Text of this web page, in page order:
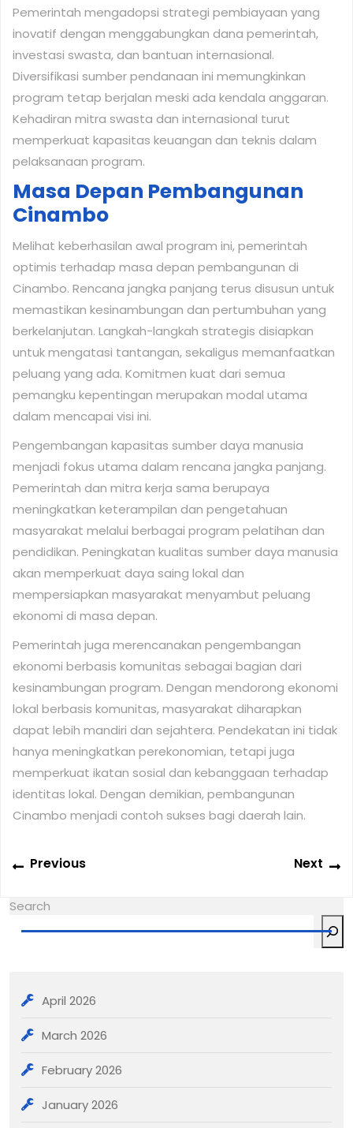
Pemerintah mengadopsi strategi pembiayaan yang
inovatif dengan menggabungkan dana pemerintah,
investasi swasta, dan bantuan internasional.
Diversifikasi sumber pendanaan ini memungkinkan
program tetap berjalan meski ada kendala anggaran.
Kehadiran mitra swasta dan internasional turut
memperkuat kapasitas keuangan dan teknis dalam
pelaksanaan program.
Masa Depan Pembangunan
Cinambo
Melihat keberhasilan awal program ini, pemerintah
optimis terhadap masa depan pembangunan di
Cinambo. Rencana jangka panjang terus disusun untuk
memastikan kesinambungan dan pertumbuhan yang
berkelanjutan. Langkah-langkah strategis disiapkan
untuk mengatasi tantangan, sekaligus memanfaatkan
peluang yang ada. Komitmen kuat dari semua
pemangku kepentingan merupakan modal utama
dalam mencapai visi ini.
Pengembangan kapasitas sumber daya manusia
menjadi fokus utama dalam rencana jangka panjang.
Pemerintah dan mitra kerja sama berupaya
meningkatkan keterampilan dan pengetahuan
masyarakat melalui berbagai program pelatihan dan
pendidikan. Peningkatan kualitas sumber daya manusia
akan memperkuat daya saing lokal dan
mempersiapkan masyarakat menyambut peluang
ekonomi di masa depan.
Pemerintah juga merencanakan pengembangan
ekonomi berbasis komunitas sebagai bagian dari
kesinambungan program. Dengan mendorong ekonomi
lokal berbasis komunitas, masyarakat diharapkan
dapat lebih mandiri dan sejahtera. Pendekatan ini tidak
hanya meningkatkan perekonomian, tetapi juga
memperkuat ikatan sosial dan kebanggaan terhadap
identitas lokal. Dengan demikian, pembangunan
Cinambo menjadi contoh sukses bagi daerah lain.
Post
navigation
Previous Next
Search
April 2026
March 2026
February 2026
January 2026